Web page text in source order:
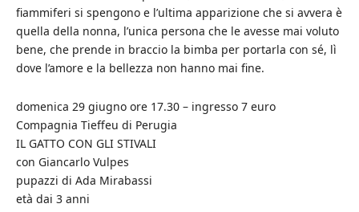
fiammiferi si spengono e l’ultima apparizione che si avvera è
quella della nonna, l’unica persona che le avesse mai voluto
bene, che prende in braccio la bimba per portarla con sé, lì
dove l’amore e la bellezza non hanno mai fine.
domenica 29 giugno ore 17.30 – ingresso 7 euro
Compagnia Tieffeu di Perugia
IL GATTO CON GLI STIVALI
con Giancarlo Vulpes
pupazzi di Ada Mirabassi
età dai 3 anni